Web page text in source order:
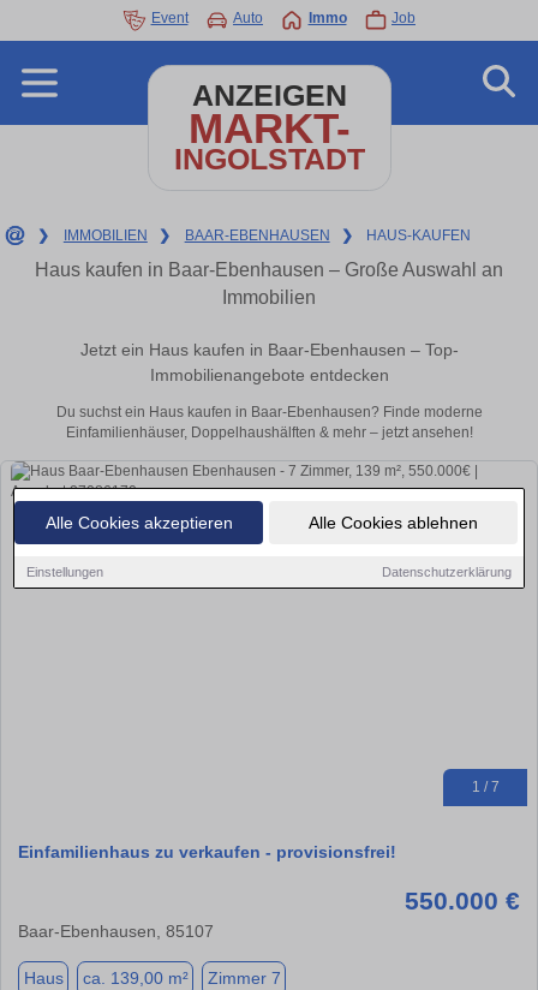
Alle Cookies akzeptieren Alle Cookies ablehnen
Einstellungen Datenschutzerklärung
Event Auto Immo Job
ANZEIGEN
MARKT-
INGOLSTADT
❯ IMMOBILIEN ❯ BAAR-EBENHAUSEN ❯ HAUS-KAUFEN
Haus kaufen in Baar-Ebenhausen – Große Auswahl an
Immobilien
Jetzt ein Haus kaufen in Baar-Ebenhausen – Top-
Immobilienangebote entdecken
Du suchst ein Haus kaufen in Baar-Ebenhausen? Finde moderne
Einfamilienhäuser, Doppelhaushälften & mehr – jetzt ansehen!
1 / 7
Einfamilienhaus zu verkaufen - provisionsfrei!
550.000 €
Baar-Ebenhausen, 85107
Haus ca. 139,00 m² Zimmer 7